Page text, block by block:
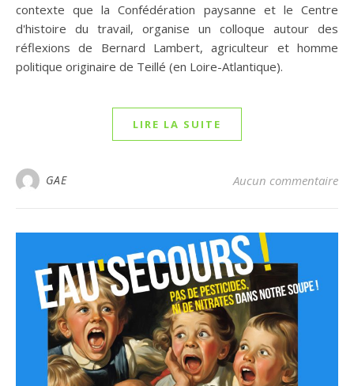
contexte que la Confédération paysanne et le Centre
d'histoire du travail, organise un colloque autour des
réflexions de Bernard Lambert, agriculteur et homme
politique originaire de Teillé (en Loire-Atlantique).
LIRE LA SUITE
GAE Aucun commentaire